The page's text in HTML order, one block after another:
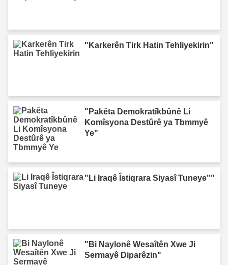
"Karkerên Tirk Hatin Tehliyekirin"
"Pakêta Demokratîkbûnê Li
Komîsyona Destûrê ya Tbmmyê
Ye"
"Li Iraqê Îstiqrara Siyasî Tuneye""
"Bi Naylonê Wesaîtên Xwe Ji
Sermayê Diparêzin"